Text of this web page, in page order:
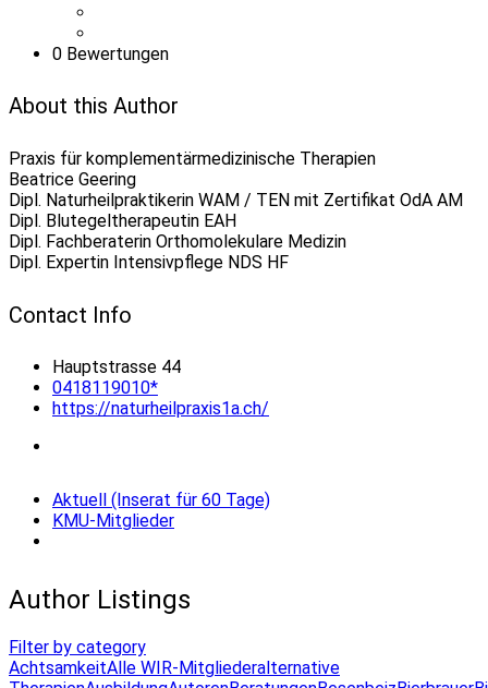
0 Bewertungen
About this Author
Praxis für komplementärmedizinische Therapien
Beatrice Geering
Dipl. Naturheilpraktikerin WAM / TEN mit Zertifikat OdA AM
Dipl. Blutegeltherapeutin EAH
Dipl. Fachberaterin Orthomolekulare Medizin
Dipl. Expertin Intensivpflege NDS HF
Contact Info
Hauptstrasse 44
0418119010*
https://naturheilpraxis1a.ch/
Aktuell (Inserat für 60 Tage)
KMU-Mitglieder
Author Listings
Filter by category
AchtsamkeitAlle WIR-Mitgliederalternative